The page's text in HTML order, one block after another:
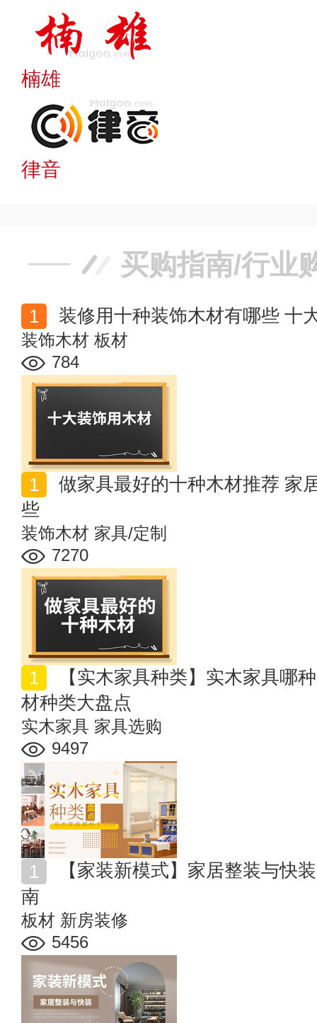
楠雄
律音
买购指南/行业
装修用十种装饰木材有哪些 十
装饰木材 板材
784
些
装饰木材 家具/定制
7270
材种类大盘点
实木家具 家具选购
9497
南
板材 新房装修
5456